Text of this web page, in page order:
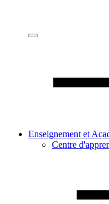
Enseignement et
Centre